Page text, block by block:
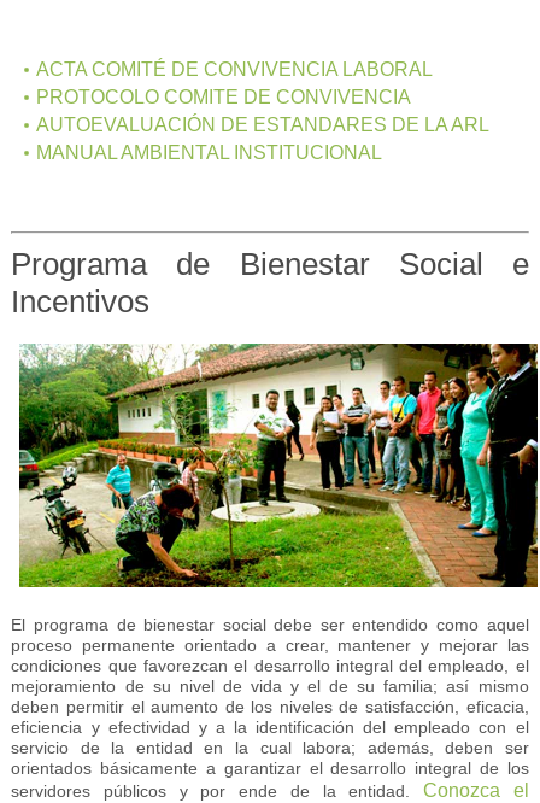
ACTA COMITÉ DE CONVIVENCIA LABORAL
PROTOCOLO COMITE DE CONVIVENCIA
AUTOEVALUACIÓN DE ESTANDARES DE LA ARL
MANUAL AMBIENTAL INSTITUCIONAL
Programa de Bienestar Social e
Incentivos
El programa de bienestar social debe ser entendido como aquel
proceso permanente orientado a crear, mantener y mejorar las
condiciones que favorezcan el desarrollo integral del empleado, el
mejoramiento de su nivel de vida y el de su familia; así mismo
deben permitir el aumento de los niveles de satisfacción, eficacia,
eficiencia y efectividad y a la identificación del empleado con el
servicio de la entidad en la cual labora; además, deben ser
orientados básicamente a garantizar el desarrollo integral de los
servidores públicos y por ende de la entidad. Conozca el